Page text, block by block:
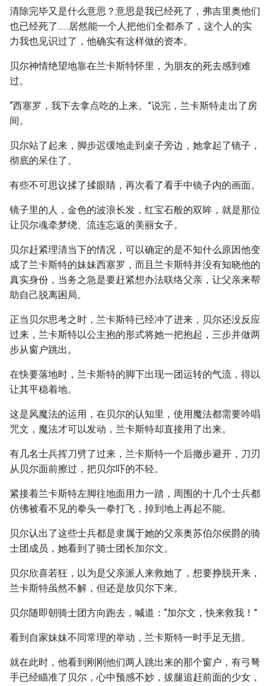
清除完毕又是什么意思？意思是我已经死了，弗吉里奥他们
也已经死了......居然能一个人把他们全都杀了，这个人的实
力我也见识过了，他确实有这样做的资本。
贝尔神情绝望地靠在兰卡斯特怀里，为朋友的死去感到难
过。
“西塞罗，我下去拿点吃的上来。”说完，兰卡斯特走出了房
间。
贝尔站了起来，脚步迟缓地走到桌子旁边，她拿起了镜子，
彻底的呆住了。
有些不可思议揉了揉眼睛，再次看了看手中镜子内的画面。
镜子里的人，金色的波浪长发，红宝石般的双眸，就是那位
让贝尔魂牵梦绕、流连忘返的美丽女子。
贝尔赶紧理清当下的情况，可以确定的是不知什么原因他变
成了兰卡斯特的妹妹西塞罗，而且兰卡斯特并没有知晓他的
真实身份，当务之急是要赶紧想办法联络父亲，让父亲来帮
助自己脱离困局。
正当贝尔思考之时，兰卡斯特已经冲了进来，贝尔还没反应
过来，兰卡斯特以公主抱的形式将她一把抱起，三步并做两
步从窗户跳出。
在快要落地时，兰卡斯特的脚下出现一团运转的气流，得以
让其平稳着地。
这是风魔法的运用，在贝尔的认知里，使用魔法都需要吟唱
咒文，魔法才可以发动，兰卡斯特却直接用了出来。
有几名士兵挥刀劈了过来，兰卡斯特一个后撤步避开，刀刃
从贝尔面前擦过，把贝尔吓的不轻。
紧接着兰卡斯特左脚往地面用力一踏，周围的十几个士兵都
仿佛被看不见的拳头一拳打飞，掉到地上再起不能。
贝尔认出了这些士兵都是隶属于她的父亲奥苏伯尔侯爵的骑
士团成员，她看到了骑士团长加尔文。
贝尔欣喜若狂，以为是父亲派人来救她了，想要挣脱开来，
兰卡斯特虽然不解，但还是放贝尔下来。
贝尔随即朝骑士团方向跑去，喊道：“加尔文，快来救我！”
看到自家妹妹不同常理的举动，兰卡斯特一时手足无措。
就在此时，他看到刚刚他们两人跳出来的那个窗户，有弓弩
手已经瞄准了贝尔，心中预感不妙，拔腿追赶前面的少女，